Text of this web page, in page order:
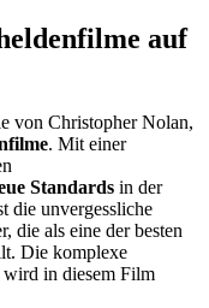
auf
von Christopher Nolan,
. Mit einer
Standards in der
die unvergessliche
die als eine der besten
Die komplexe
in diesem Film